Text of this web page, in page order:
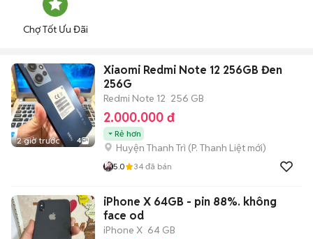
Chợ Tốt Ưu Đãi
2 giờ trước 4
Xiaomi Redmi Note 12 256GB Đen
256G
Redmi Note 12 256 GB
2.000.000 đ
Rẻ hơn
Huyện Thanh Trì (P. Thanh Liệt mới)
5.0 34 đã bán
iPhone X 64GB - pin 88%. không
face od
iPhone X 64 GB